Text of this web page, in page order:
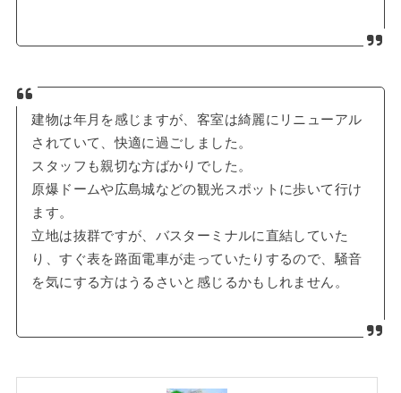
建物は年月を感じますが、客室は綺麗にリニューアル
されていて、快適に過ごしました。
スタッフも親切な方ばかりでした。
原爆ドームや広島城などの観光スポットに歩いて行け
ます。
立地は抜群ですが、バスターミナルに直結していた
り、すぐ表を路面電車が走っていたりするので、騒音
を気にする方はうるさいと感じるかもしれません。